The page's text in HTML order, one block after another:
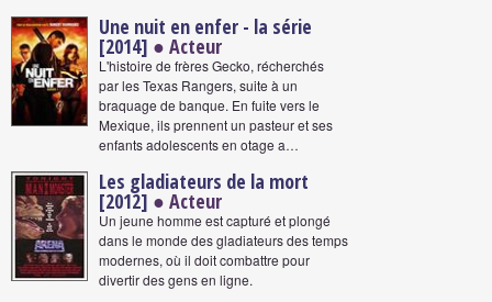
Une nuit en enfer - la série
[2014] ● Acteur
L'histoire de frères Gecko, récherchés
par les Texas Rangers, suite à un
braquage de banque. En fuite vers le
Mexique, ils prennent un pasteur et ses
enfants adolescents en otage a…
Les gladiateurs de la mort
[2012] ● Acteur
Un jeune homme est capturé et plongé
dans le monde des gladiateurs des temps
modernes, où il doit combattre pour
divertir des gens en ligne.